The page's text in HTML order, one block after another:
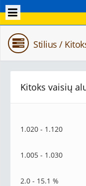
Stilius /
Kitoks vaisių
1.020 - 1.120
1.005 - 1.030
2.0 - 15.1 %